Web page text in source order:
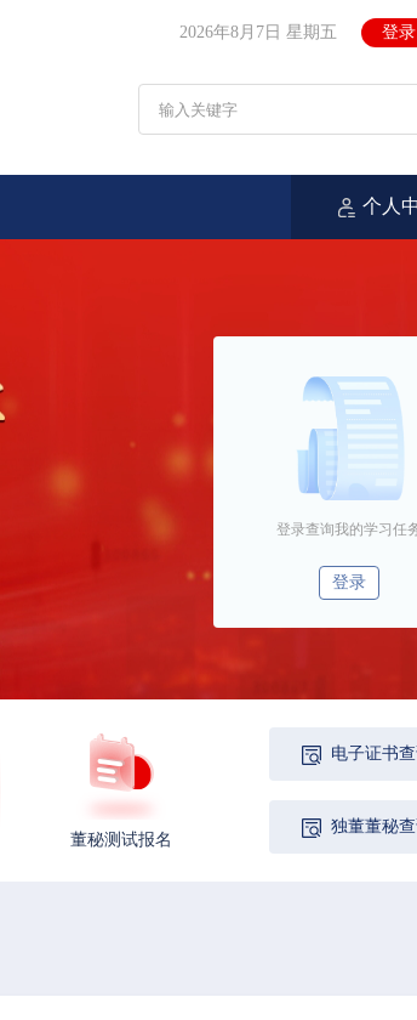
2026年8月7日 星期五 登录
个人
登录查询我的学习任
登录
董秘测试报名
电子证书
独董董秘